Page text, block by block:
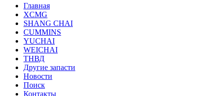
Главная
XCMG
SHANG CHAI
CUMMINS
YUCHAI
WEICHAI
ТНВД
Другие запасти
Новости
Поиск
Контакты